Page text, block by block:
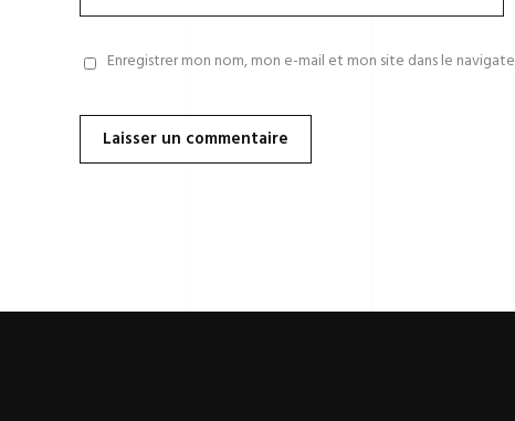
Enregistrer mon nom, mon e-mail et mon site dans le